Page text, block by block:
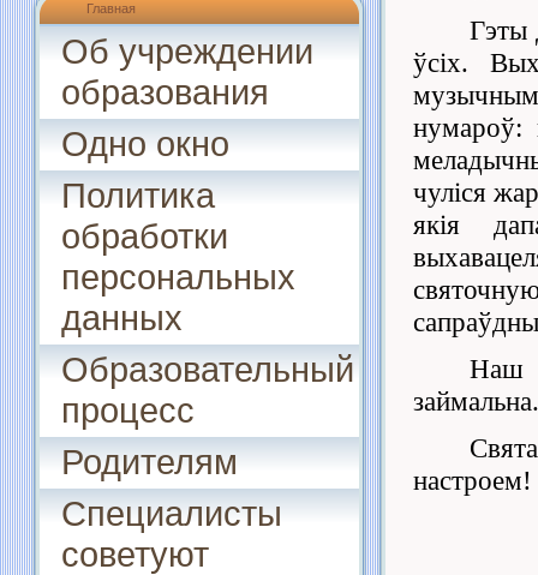
Главная
Об учреждении
образования
Одно окно
Политика
обработки
персональных
данных
Образовательный
процесс
Родителям
Специалисты
советуют
Гэты
ўсіх.
музычным
нумароў:
чуліся
якія
выхавацел
Наш
займальна.
настроем!